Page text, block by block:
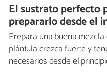
El sustrato perfecto
prepararlo desde el
Prepara una buena
plántula crezca fuerte y
necesarios desde el